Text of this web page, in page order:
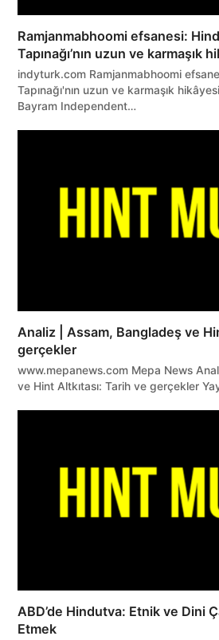
Ramjanmabhoomi efsanesi:
Tapınağı’nın uzun ve karmaşık
indyturk.com Ramjanmabhoomi
Tapınağı'nın uzun ve karmaşık
Bayram Independent…
Analiz | Assam, Bangladeş ve
gerçekler
www.mepanews.com Mepa News
ve Hint Altkıtası: Tarih ve gerçekler
ABD’de Hindutva: Etnik ve Dini
Etmek